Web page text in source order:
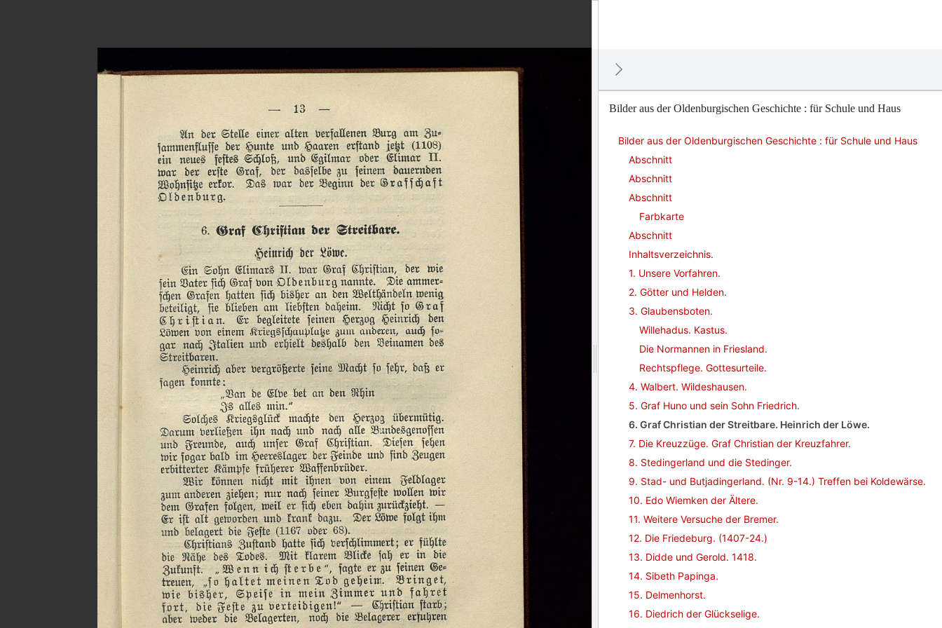
Bilder aus der Oldenburgischen Geschichte : für Schule und Haus
Bilder aus der Oldenburgischen Geschichte : für Schule und Haus
Abschnitt
Abschnitt
Abschnitt
Farbkarte
Abschnitt
Inhaltsverzeichnis.
1. Unsere Vorfahren.
2. Götter und Helden.
3. Glaubensboten.
Willehadus. Kastus.
Die Normannen in Friesland.
Rechtspflege. Gottesurteile.
4. Walbert. Wildeshausen.
5. Graf Huno und sein Sohn Friedrich.
6. Graf Christian der Streitbare. Heinrich der Löwe.
7. Die Kreuzzüge. Graf Christian der Kreuzfahrer.
8. Stedingerland und die Stedinger.
9. Stad- und Butjadingerland. (Nr. 9-14.) Treffen bei Koldewärse.
10. Edo Wiemken der Ältere.
11. Weitere Versuche der Bremer.
12. Die Friedeburg. (1407-24.)
13. Didde und Gerold. 1418.
14. Sibeth Papinga.
15. Delmenhorst.
16. Diedrich der Glückselige.